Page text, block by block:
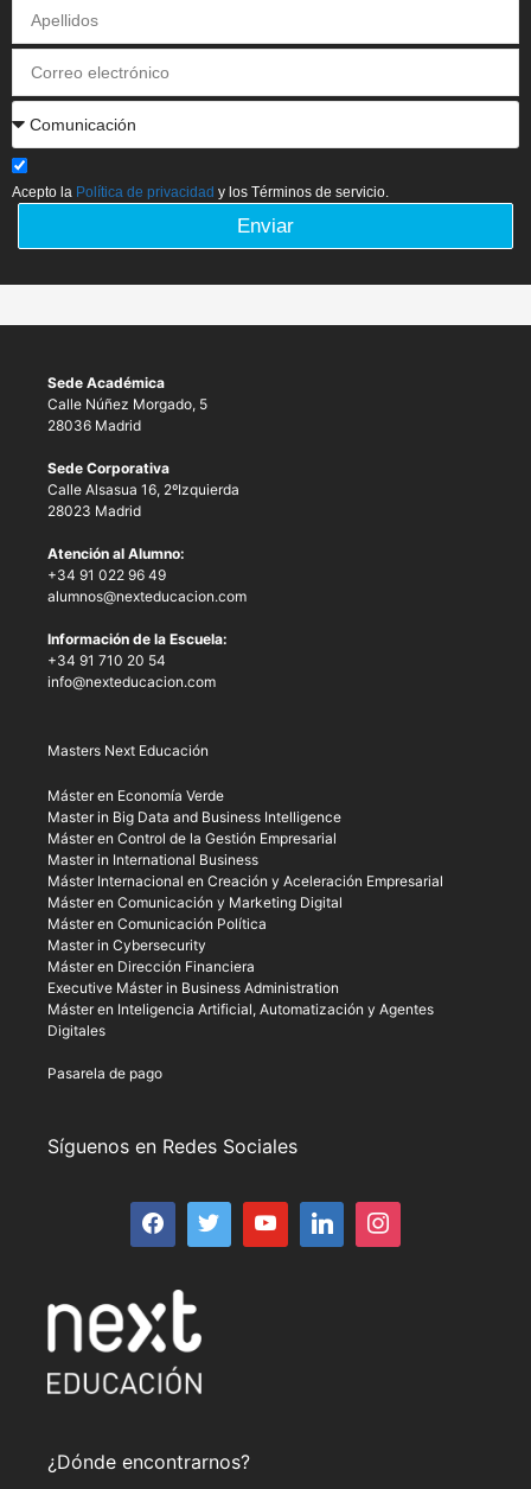
Acepto la Política de privacidad y los Términos de servicio.
Enviar
Sede Académica
Calle Núñez Morgado, 5
28036 Madrid
Sede Corporativa
Calle Alsasua 16, 2ºIzquierda
28023 Madrid
Atención al Alumno:
+34 91 022 96 49
alumnos@nexteducacion.com
Información de la Escuela:
+34 91 710 20 54
info@nexteducacion.com
Masters Next Educación
Máster en Economía Verde
Master in Big Data and Business Intelligence
Máster en Control de la Gestión Empresarial
Master in International Business
Máster Internacional en Creación y Aceleración Empresarial
Máster en Comunicación y Marketing Digital
Máster en Comunicación Política
Master in Cybersecurity
Máster en Dirección Financiera
Executive Máster in Business Administration
Máster en Inteligencia Artificial, Automatización y Agentes
Digitales
Pasarela de pago
Síguenos en Redes Sociales
¿Dónde encontrarnos?